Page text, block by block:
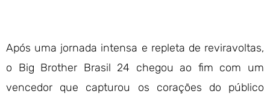
Após uma jornada intensa e repleta de reviravoltas,
o Big Brother Brasil 24 chegou ao fim com um
vencedor que capturou os corações do público